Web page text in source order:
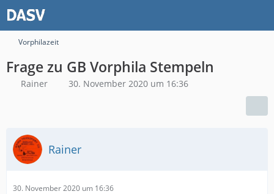
Vorphilazeit
Frage zu GB Vorphila Stempeln
Rainer 30. November 2020 um 16:36
Rainer
30. November 2020 um 16:36